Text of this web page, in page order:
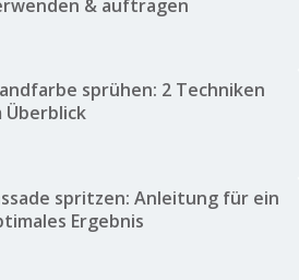
& auftragen
sprühen: 2 Techniken
Überblick
spritzen: Anleitung für ein
Ergebnis